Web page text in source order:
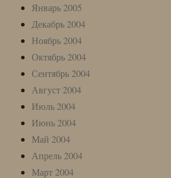
Январь 2005
Декабрь 2004
Ноябрь 2004
Октябрь 2004
Сентябрь 2004
Август 2004
Июль 2004
Июнь 2004
Май 2004
Апрель 2004
Март 2004